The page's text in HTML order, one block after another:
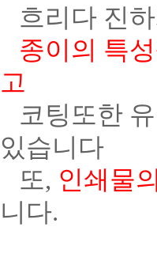
흐리다 진
종이의 특
고
코팅또한
있습니다
또, 인쇄물
니다.